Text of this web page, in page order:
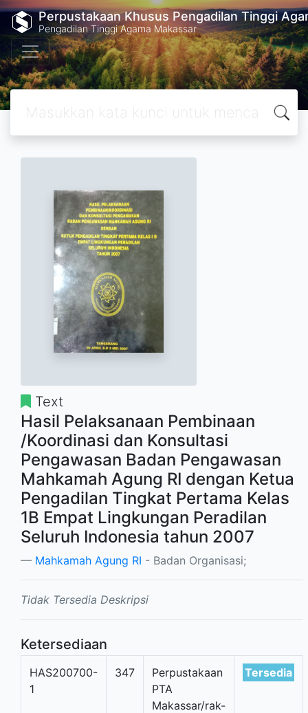
Perpustakaan Khusus Pengadilan Tinggi
Pengadilan Tinggi Agama Makassar
Text
Hasil Pelaksanaan Pembinaan
/Koordinasi dan Konsultasi
Pengawasan Badan Pengawasan
Mahkamah Agung RI dengan Ketua
Pengadilan Tingkat Pertama Kelas
1B Empat Lingkungan Peradilan
Seluruh Indonesia tahun 2007
Mahkamah Agung RI - Badan Organisasi;
Tidak Tersedia Deskripsi
Ketersediaan
HAS200700-
1
347
Perpustakaan
PTA
Makassar/rak-
Tersedia